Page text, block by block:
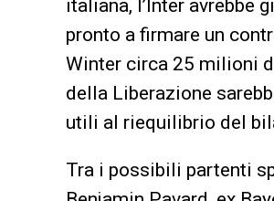
italiana, l’Inter avrebbe
pronto a firmare un
Winter circa 25 milioni
della Liberazione
utili al riequilibrio del
Tra i possibili partenti